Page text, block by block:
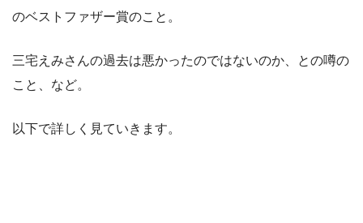
のベストファザー賞のこと。
三宅えみさんの過去は悪かったのではないのか、との噂の
こと、など。
以下で詳しく見ていきます。